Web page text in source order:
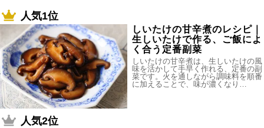
人気1位
しいたけの甘辛煮のレシピ｜
生しいたけで作る、ご飯によ
く合う定番副菜
しいたけの甘辛煮は、生しいたけの風
味を活かして手早く作れる、定番の副
菜です。火を通しながら調味料を順番
に加えることで、味が濃くなり…
人気2位